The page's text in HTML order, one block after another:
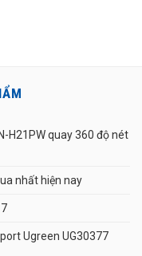
H21PW quay 360 độ nét
nhất hiện nay
Ugreen UG30377